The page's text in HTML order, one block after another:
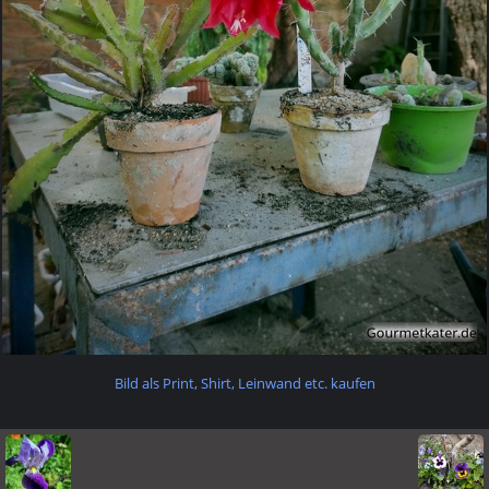
Bild als Print, Shirt, Leinwand etc. kaufen